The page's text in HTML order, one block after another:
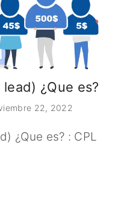
¿Que es?
22, 2022
¿Que es? : CPL